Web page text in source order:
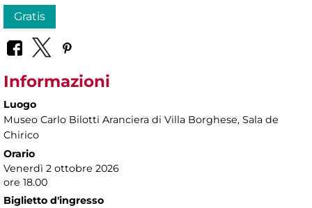
Gratis
Informazioni
Luogo
Museo Carlo Bilotti Aranciera di Villa Borghese, Sala de
Chirico
Orario
Venerdì 2 ottobre 2026
ore 18.00
Biglietto d'ingresso